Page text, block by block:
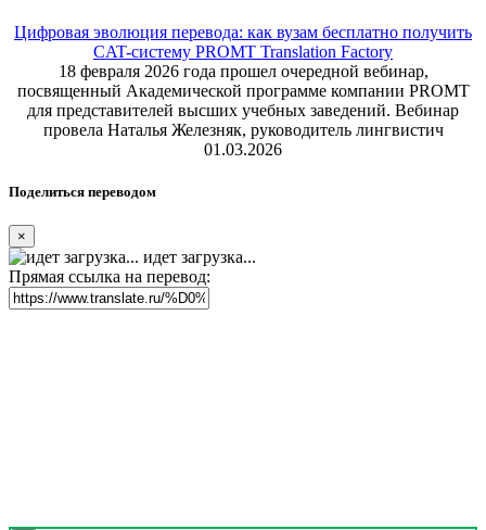
Цифровая эволюция перевода: как вузам бесплатно получить
CAT-систему PROMT Translation Factory
18 февраля 2026 года прошел очередной вебинар,
посвященный Академической программе компании PROMT
для представителей высших учебных заведений. Вебинар
провела Наталья Железняк, руководитель лингвистич
01.03.2026
Поделиться переводом
×
идет загрузка...
Прямая ссылка на перевод: